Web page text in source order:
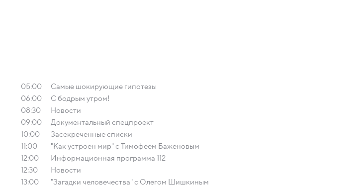
05:00
Самые шoкиpующие гипотезы
06:00
С бодрым утром!
08:30
Новости
09:00
Документальный спецпроект
10:00
Заcекрeченные списки
11:00
"Как устроен мир" с Тимофеем Баженовым
12:00
Информационная программа 112
12:30
Новости
13:00
"Загадки человечества" с Олегом Шишкиным